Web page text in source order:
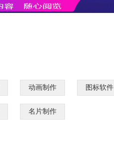
动画制作 图标软件
名片制作